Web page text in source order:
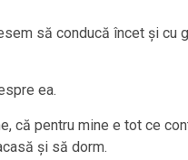
să conducă încet și cu
ea.
că pentru mine e tot ce
și să dorm.